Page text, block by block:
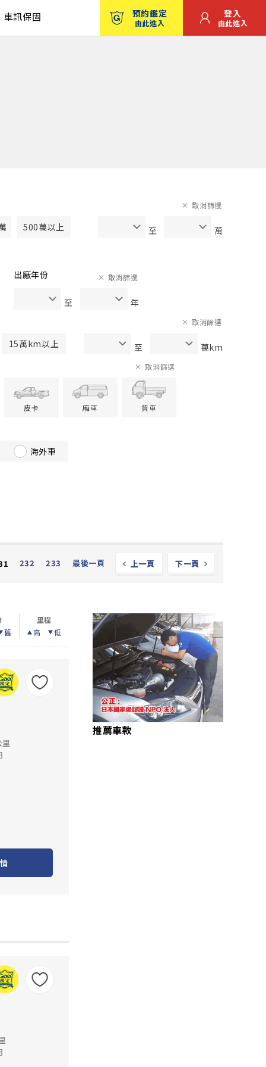
車訊保固 預約鑑定
由此進入
登入
由此進入
500萬以上 至 萬
取消篩選
出廠年份
至 年
取消篩選
15萬km以上 至 萬km
取消篩選
皮卡 廂車 貨車
取消篩選
海外車
232 233 最後一頁 上一頁 下一頁
舊
里程
高
低
推薦車款